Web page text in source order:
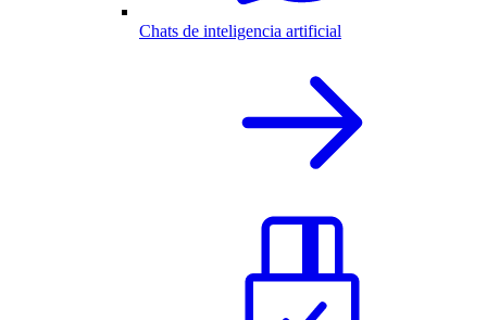
Chats de inteligencia artificial